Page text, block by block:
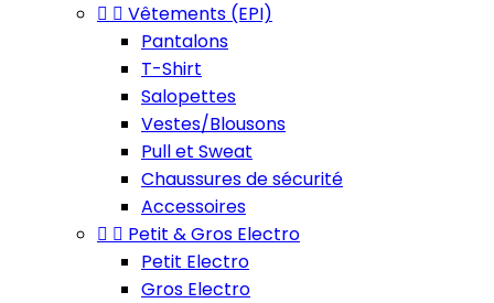
  Vêtements (EPI)
Pantalons
T-Shirt
Salopettes
Vestes/Blousons
Pull et Sweat
Chaussures de sécurité
Accessoires
  Petit & Gros Electro
Petit Electro
Gros Electro